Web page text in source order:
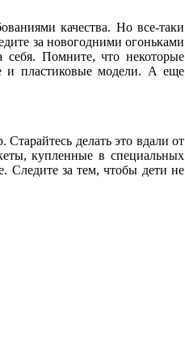
качества. Но все-таки
за новогодними огоньками
себя. Помните, что некоторые
и пластиковые модели. А еще
делать это вдали от
купленные в специальных
Следите за тем, чтобы дети не